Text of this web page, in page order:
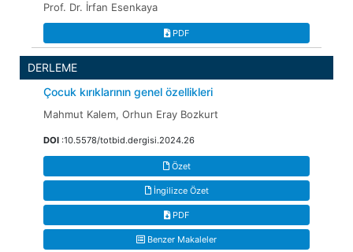
Prof. Dr. İrfan Esenkaya
PDF
DERLEME
Çocuk kırıklarının genel özellikleri
Mahmut Kalem, Orhun Eray Bozkurt
DOI :10.5578/totbid.dergisi.2024.26
Özet
İngilizce Özet
PDF
Benzer Makaleler